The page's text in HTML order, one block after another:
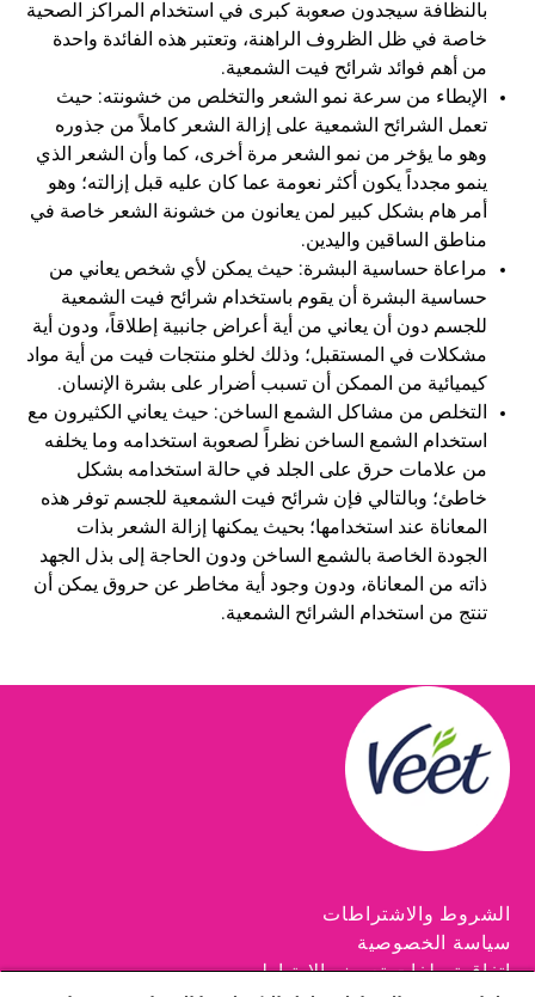
بالنظافة سيجدون صعوبة كبرى في استخدام المراكز الصحية
خاصة في ظل الظروف الراهنة، وتعتبر هذه الفائدة واحدة
من أهم فوائد شرائح فيت الشمعية.
الإبطاء من سرعة نمو الشعر والتخلص من خشونته: حيث
تعمل الشرائح الشمعية على إزالة الشعر كاملاً من جذوره
وهو ما يؤخر من نمو الشعر مرة أخرى، كما وأن الشعر الذي
ينمو مجدداً يكون أكثر نعومة عما كان عليه قبل إزالته؛ وهو
أمر هام بشكل كبير لمن يعانون من خشونة الشعر خاصة في
مناطق الساقين واليدين.
مراعاة حساسية البشرة: حيث يمكن لأي شخص يعاني من
حساسية البشرة أن يقوم باستخدام شرائح فيت الشمعية
للجسم دون أن يعاني من أية أعراض جانبية إطلاقاً، ودون أية
مشكلات في المستقبل؛ وذلك لخلو منتجات فيت من أية مواد
كيميائية من الممكن أن تسبب أضرار على بشرة الإنسان.
التخلص من مشاكل الشمع الساخن: حيث يعاني الكثيرون مع
استخدام الشمع الساخن نظراً لصعوبة استخدامه وما يخلفه
من علامات حرق على الجلد في حالة استخدامه بشكل
خاطئ؛ وبالتالي فإن شرائح فيت الشمعية للجسم توفر هذه
المعاناة عند استخدامها؛ بحيث يمكنها إزالة الشعر بذات
الجودة الخاصة بالشمع الساخن ودون الحاجة إلى بذل الجهد
ذاته من المعاناة، ودون وجود أية مخاطر عن حروق يمكن أن
تنتج من استخدام الشرائح الشمعية.
الشروط والاشتراطات
سياسة الخصوصية
اتفاقية ملفات تعريف الارتباط